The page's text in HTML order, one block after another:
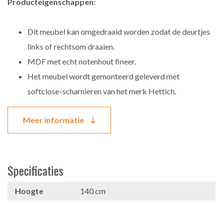
Dit meubel kan omgedraaid worden zodat de deurtjes
links of rechtsom draaien.
MDF met echt notenhout fineer.
Het meubel wordt gemonteerd geleverd met
softclose-scharnieren van het merk Hettich.
Meer informatie
Specificaties
Hoogte
140 cm